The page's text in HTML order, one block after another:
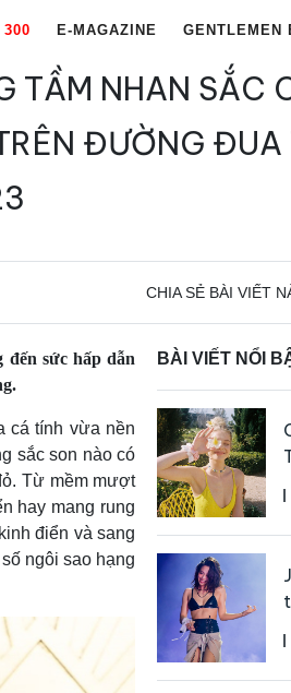
E-MAGAZINE GENTLEMEN
TẦM NHAN SẮC
ĐƯỜNG ĐUA
CHIA SẺ BÀI VIẾT
sức hấp dẫn
cá tính vừa nền
sắc son nào có
Từ mềm mượt
hay mang rung
điển và sang
ngôi sao hạng
BÀI VIẾT NỔI